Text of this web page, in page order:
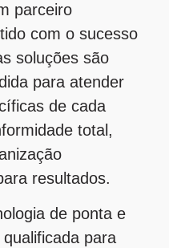
parceiro
com o sucesso
soluções são
para atender
de cada
total,
resultados.
de ponta e
para